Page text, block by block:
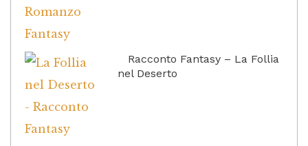
Racconto Fantasy – La Follia
nel Deserto